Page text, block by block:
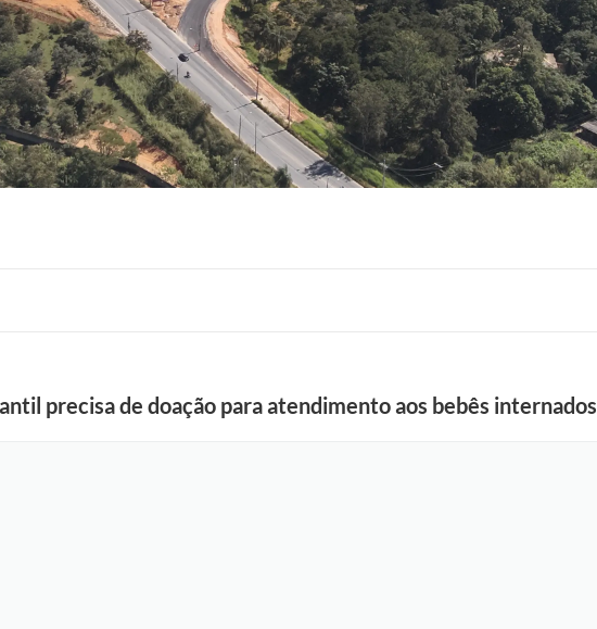
precisa de doação para atendimento aos bebês internados
o
t